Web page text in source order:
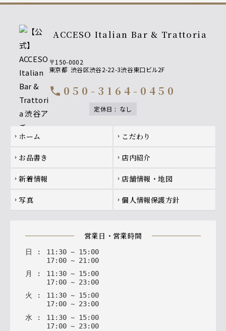
ACCESO Italian Bar & Trattoria
〒150-0002
東京都 渋谷区渋谷2-22-3渋谷東口ビル2F
call 050-3164-0450
定休日 : なし
Footer navigation
chevron_right ホーム chevron_right こだわり
chevron_right お品書き chevron_right 店内紹介
chevron_right 新着情報 chevron_right 店舗情報・地図
chevron_right 写真 chevron_right 個人情報保護方針
営業日・営業時間
日 : 11 : 30 ~ 15: 00
17: 00 ~ 21 : 00
月
: 11: 30 ~ 15: 00
17: 00 ~ 23: 00
火
: 11: 30 ~ 15: 00
17: 00 ~ 23: 00
水 : 11 : 30 ~ 15: 00
17: 00 ~ 23: 00